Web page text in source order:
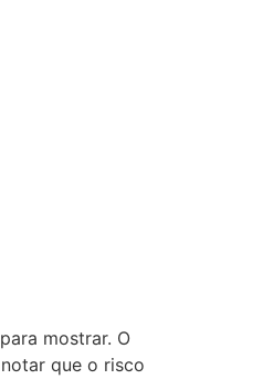
mostrar. O
que o risco